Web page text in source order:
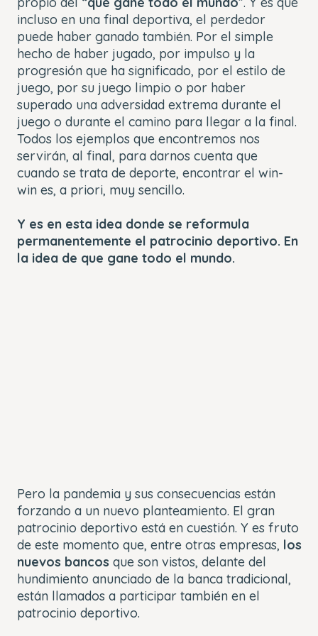
incluso en una final deportiva, el perdedor
puede haber ganado también. Por el simple
hecho de haber jugado, por impulso y la
progresión que ha significado, por el estilo de
juego, por su juego limpio o por haber
superado una adversidad extrema durante el
juego o durante el camino para llegar a la final.
Todos los ejemplos que encontremos nos
servirán, al final, para darnos cuenta que
cuando se trata de deporte, encontrar el win-
win es, a priori, muy sencillo.
Y es en esta idea donde se reformula
permanentemente el patrocinio deportivo. En
la idea de que gane todo el mundo.
Pero la pandemia y sus consecuencias están
forzando a un nuevo planteamiento. El gran
patrocinio deportivo está en cuestión. Y es fruto
de este momento que, entre otras empresas, los
nuevos bancos que son vistos, delante del
hundimiento anunciado de la banca tradicional,
están llamados a participar también en el
patrocinio deportivo.